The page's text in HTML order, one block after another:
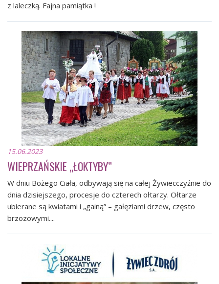
z laleczką. Fajna pamiątka !
15.06.2023
WIEPRZAŃSKIE „ŁOKTYBY”
W dniu Bożego Ciała, odbywają się na całej Żywiecczyźnie do
dnia dzisiejszego, procesje do czterech ołtarzy. Ołtarze
ubierane są kwiatami i „gainą” – gałęziami drzew, często
brzozowymi....